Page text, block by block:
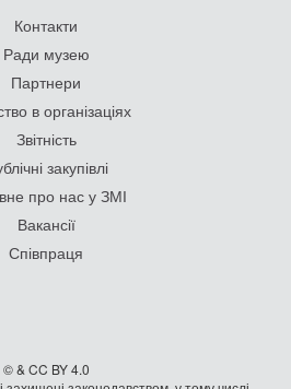
Контакти
Ради музею
Партнери
в організаціях
Звітність
закупівлі
про нас у ЗМІ
Вакансії
Співпраця
© & CC BY 4.0